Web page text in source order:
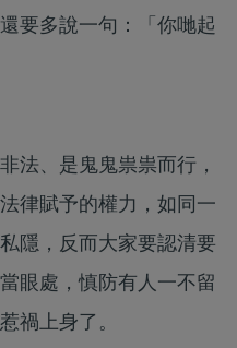
要多說一句：「你哋起
法、是鬼鬼祟祟而行，
律賦予的權力，如同一
隱，反而大家要認清要
眼處，慎防有人一不留
禍上身了。